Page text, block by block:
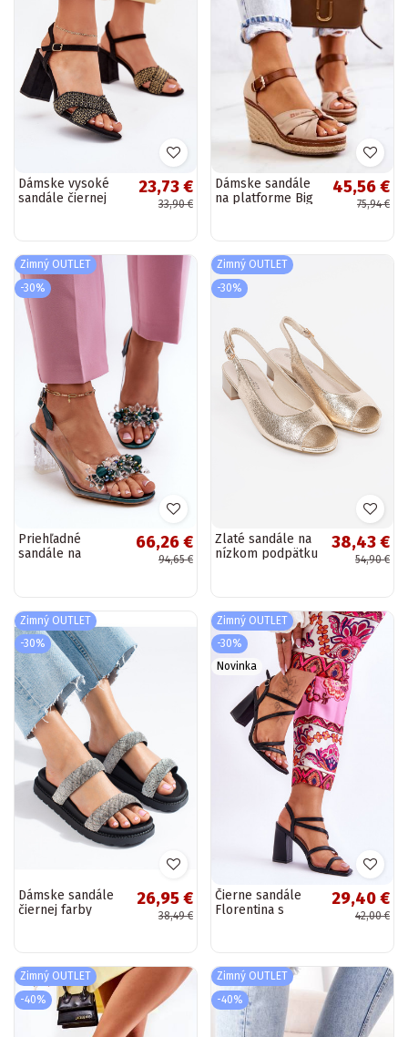
Dámske vysoké
sandále čiernej
23,73 €
33,90 €
Dámske sandále
na platforme Big
45,56 €
75,94 €
Zimný OUTLET
-30%
Priehľadné
sandále na
D&A
66,26 €
94,65 €
Zimný OUTLET
-30%
Zlaté sandále na
nízkom podpätku
38,43 €
54,90 €
Zimný OUTLET
-30%
Dámske sandále
čiernej farby
26,95 €
38,49 €
Zimný OUTLET
-30%
Novinka
Čierne sandále
Florentina s
29,40 €
42,00 €
Zimný OUTLET
-40%
Zimný OUTLET
-40%